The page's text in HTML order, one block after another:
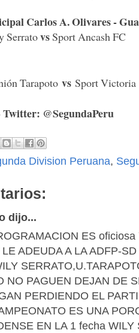
Carlos A. Olivares -
SerratovsSport Ancash FC
Tarapoto vs Sport Victoria
Twitter: @SegundaPeru
Division Peruana,
dijo...
ES
ADEUDA A LA ADFP-
NO PAGUEN DEJAN DE
PERDIENDO EL
ES UNA
EN LA 1 fecha WILY